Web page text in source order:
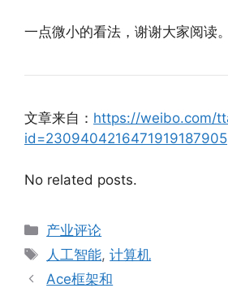
一点微小的看法，谢谢大家阅读。​​​​
文章来自： https://weibo.com/
id=2309404216471919187905
No related posts.
Categories
产业评论
Tags
人工智能,计算机
Ace框架和